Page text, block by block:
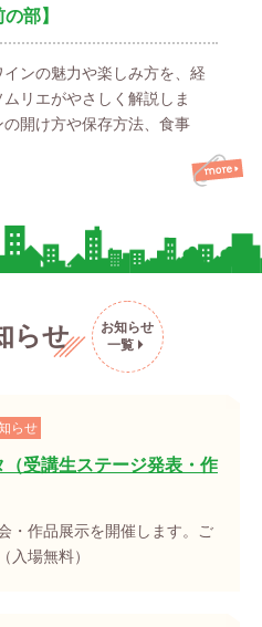
部】
ンの魅力や楽しみ方を、経
リエがやさしく解説しま
の開け方や保存方法、食事
らせ
お知らせ
一覧
らせ
受講生ステージ発表・作
・作品展示を開催します。ご
入場無料）